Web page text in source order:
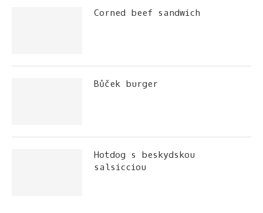
Corned beef sandwich
Bůček burger
Hotdog s beskydskou
salsicciou